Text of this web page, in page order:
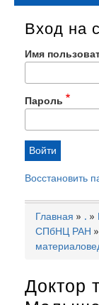
Вход на
Имя
Пароль
Восстановить
Строка
Главная .
СПбНЦ РАН
Доктор